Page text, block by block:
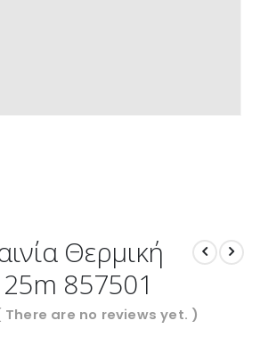
Θερμική
857501
There are no reviews yet. )